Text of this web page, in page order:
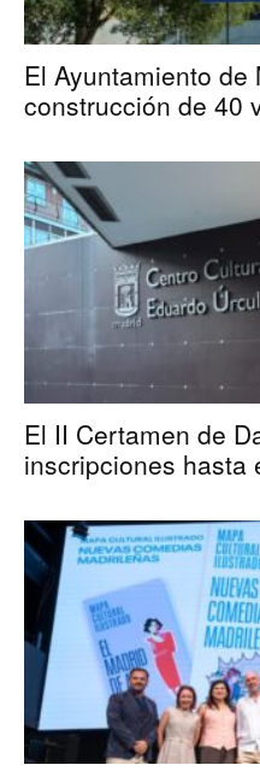
El Ayuntamiento
construcción de 40
El II Certamen de
inscripciones hasta